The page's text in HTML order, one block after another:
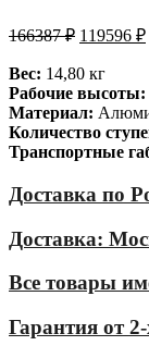
166387₽ 119596 ₽
Вес: 14,80 кг
Рабочие высоты:
Материал:
Количество
Транспортные
Доставка по
Доставка:
Все товары
Гарантия от